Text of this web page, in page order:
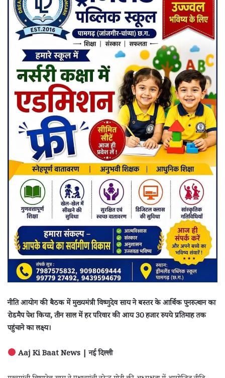
नीति आयोग की बैठक में मुख्यमंत्री विष्णुदेव साय ने बस्तर के आर्थिक पुनरुत्थान का
रोडमैप पेश किया, तीन साल में हर परिवार की आय 30 हजार रुपये प्रतिमाह तक
पहुंचाने का लक्ष्य।
Aaj Ki Baat News | नई दिल्ली